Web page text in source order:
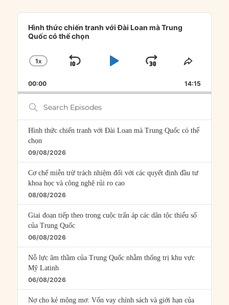
Audio
Player
Hình thức chiến tranh với Đài Loan mà Trung
Quốc có thể chọn
CHANGE
RATE
1X
SKIP
PLAYJUMP
FORWARD
SHARE
00:00 14:15
Search
Episodes
Hình thức chiến tranh với Đài Loan mà Trung Quốc có thể
chọn
09/08/2026
Cơ chế miễn trừ trách nhiệm đối với các quyết định đầu tư
khoa học và công nghệ rủi ro cao
08/08/2026
Giai đoạn tiếp theo trong cuộc trấn áp các dân tộc thiểu số
của Trung Quốc
06/08/2026
Nỗ lực âm thầm của Trung Quốc nhằm thống trị khu vực
Mỹ Latinh
06/08/2026
Nợ cho kẻ mộng mơ: Vốn vay chính sách và giới hạn của